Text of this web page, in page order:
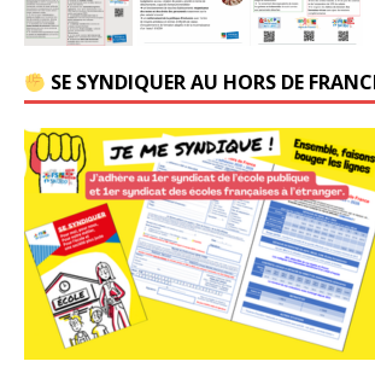
SE SYNDIQUER AU HORS DE